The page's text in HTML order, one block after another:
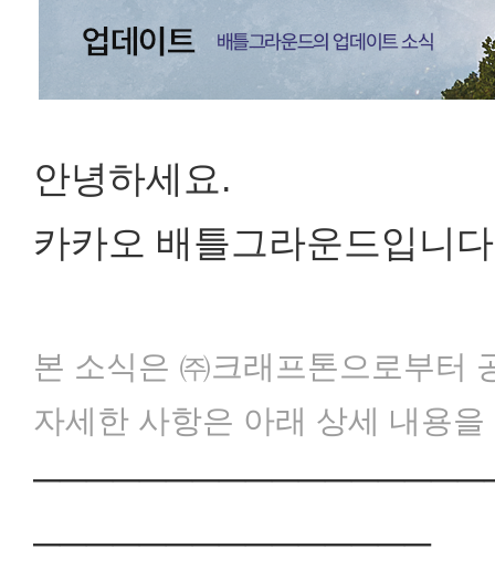
안녕하세요.
카카오 배틀그라운드입니
본 소식은 ㈜크래프톤으로부터
자세한 사항은 아래 상세 내용
───────────────